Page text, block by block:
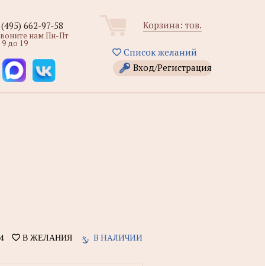
Корзина: тов.
Список желаний
Вход/Регистрация
662-97-58
нам Пн-Пт
9 до 19
В ЖЕЛАНИЯ В НАЛИЧИИ